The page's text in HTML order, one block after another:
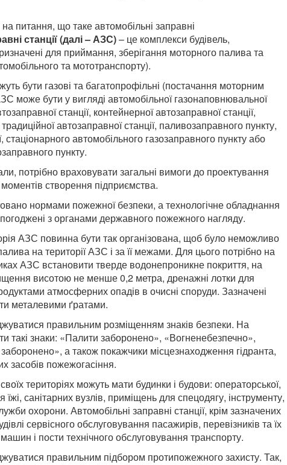
питання, що таке автомобільні заправні
станції (далі – АЗС)– це комплекси будівель,
для приймання, зберігання моторного палива та
та мототранспорту).
бути газові та багатопрофільні (постачання моторним
може бути у вигляді автомобільної газонаповнювальної
станції, контейнерної автозаправної станції,
автозаправної станції, паливозаправного пункту,
стаціонарного автомобільного газозаправного пункту або
пункту.
потрібно враховувати загальні вимоги до проектування
створення підприємства.
нормами пожежної безпеки, а технологічне обладнання
з органами державного пожежного нагляду.
АЗС повинна бути так організована, щоб було неможливо
на території АЗС і за її межами. Для цього потрібно на
АЗС встановити тверде водонепроникне покриття, на
висотою не менше 0,2 метра, дренажні лотки для
атмосферних опадів в очисні споруди. Зазначені
металевими ґратами.
правильним розміщенням знаків безпеки. На
такі знаки: «Палити заборонено», «Вогненебезпечно»,
а також покажчики місцезнаходження гідранта,
пожежогасіння.
територіях можуть мати будинки і будови: операторської,
їжі, санітарних вузлів, приміщень для спецодягу, інструменту,
охорони. Автомобільні заправні станції, крім зазначених
сервісного обслуговування пасажирів, перевізників та їх
і пости технічного обслуговування транспорту.
правильним підбором протипожежного захисту. Так,